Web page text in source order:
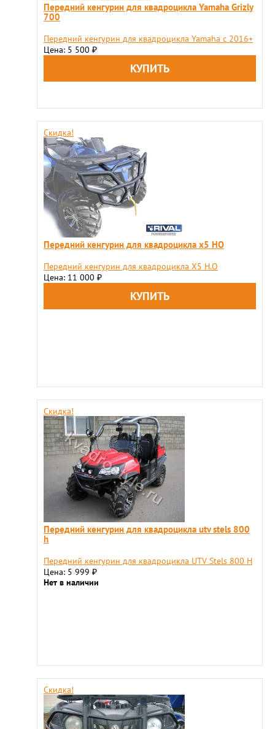
Передний кенгурин для квадроцикла Yamaha Grizly
700
Передний кенгурин для квадроцикла Yamaha c 2016+
Цена: 5 500 ₽
Скидка!
Передний кенгурин для квадроцикла x5 HO
Передний кенгурин для квадроцикла X5 H.O
Цена: 11 000 ₽
Скидка!
Передний кенгурин для квадроцикла utv stels 800
h
Передний кенгурин для квадроцикла UTV Stels 800 H
Цена: 5 999 ₽
Нет в наличии
Скидка!